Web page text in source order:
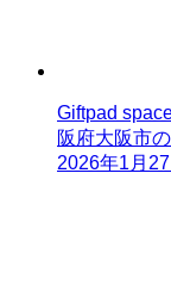
Giftpad
阪府大阪市
2026年1月27